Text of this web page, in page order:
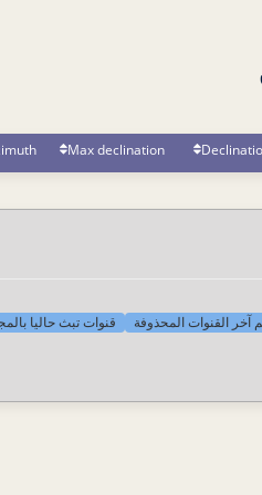
Max declination
آخر القنوات المحذوفة قنوات تبث حاليا